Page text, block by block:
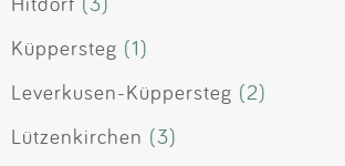
Küppersteg (1)
Leverkusen-Küppersteg (2)
Lützenkirchen (3)